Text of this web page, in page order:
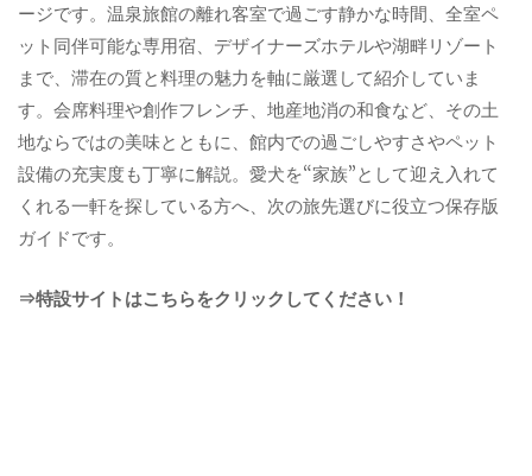
ージです。温泉旅館の離れ客室で過ごす静かな時間、全室ペ
ット同伴可能な専用宿、デザイナーズホテルや湖畔リゾート
まで、滞在の質と料理の魅力を軸に厳選して紹介していま
す。会席料理や創作フレンチ、地産地消の和食など、その土
地ならではの美味とともに、館内での過ごしやすさやペット
設備の充実度も丁寧に解説。愛犬を“家族”として迎え入れて
くれる一軒を探している方へ、次の旅先選びに役立つ保存版
ガイドです。
⇒特設サイトはこちらをクリックしてください！